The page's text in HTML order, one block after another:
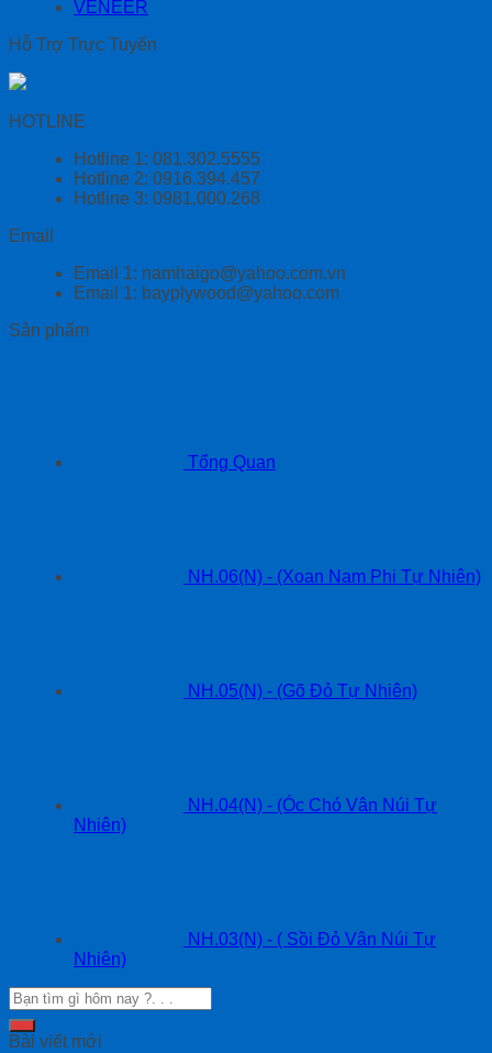
VENEER
Hỗ Trợ Trực Tuyến
HOTLINE
Hotline 1: 081.302.5555
Hotline 2: 0916.394.457
Hotline 3: 0981.000.268
Email
Email 1: namhaigo@yahoo.com.vn
Email 1: bayplywood@yahoo.com
Sản phẩm
Tổng Quan
NH.06(N) - (Xoan Nam Phi Tự Nhiên)
NH.05(N) - (Gõ Đỏ Tự Nhiên)
NH.04(N) - (Óc Chó Vân Núi Tự
Nhiên)
NH.03(N) - ( Sồi Đỏ Vân Núi Tự
Nhiên)
Bài viết mới